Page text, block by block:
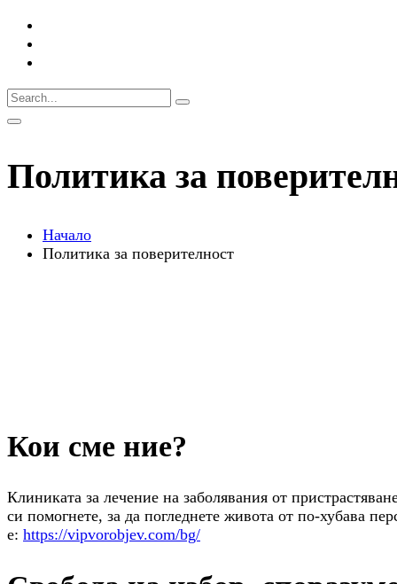
Политика за
Начало
Политика за поверителност
Кои сме ние?
Клиниката за лечение на заболявания от
си помогнете, за да погледнете живота от по-хубава
е: https://vipvorobjev.com/bg/